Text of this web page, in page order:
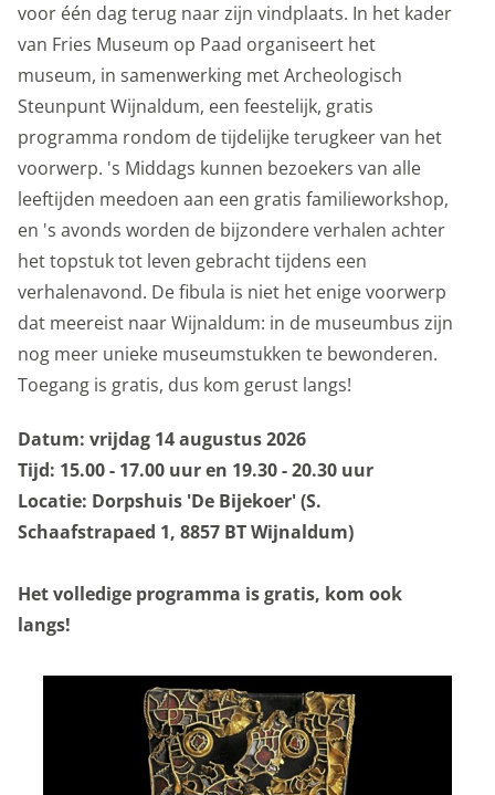
voor één dag terug naar zijn vindplaats. In het kader
van Fries Museum op Paad organiseert het
museum, in samenwerking met Archeologisch
Steunpunt Wijnaldum, een feestelijk, gratis
programma rondom de tijdelijke terugkeer van het
voorwerp. 's Middags kunnen bezoekers van alle
leeftijden meedoen aan een gratis familieworkshop,
en 's avonds worden de bijzondere verhalen achter
het topstuk tot leven gebracht tijdens een
verhalenavond. De fibula is niet het enige voorwerp
dat meereist naar Wijnaldum: in de museumbus zijn
nog meer unieke museumstukken te bewonderen.
Toegang is gratis, dus kom gerust langs!
Datum: vrijdag 14 augustus 2026
Tijd: 15.00 - 17.00 uur en 19.30 - 20.30 uur
Locatie: Dorpshuis 'De Bijekoer' (S.
Schaafstrapaed 1, 8857 BT Wijnaldum)
Het volledige programma is gratis, kom ook
langs!